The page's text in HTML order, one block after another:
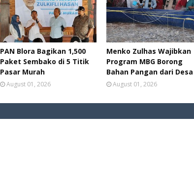
PAN Blora Bagikan 1,500
Paket Sembako di 5 Titik
Pasar Murah
August 01, 2026
Menko Zulhas Wajibkan
Program MBG Borong
Bahan Pangan dari Desa
August 01, 2026